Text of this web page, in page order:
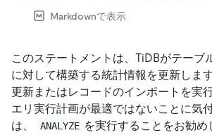
Markdownで表示
このステートメントは、TiDBがテーブ
に対して構築する統計情報を更新しま
更新またはレコードのインポートを実
エリ実行計画が最適ではないことに気
は、
ANALYZE を実行することをお勧め